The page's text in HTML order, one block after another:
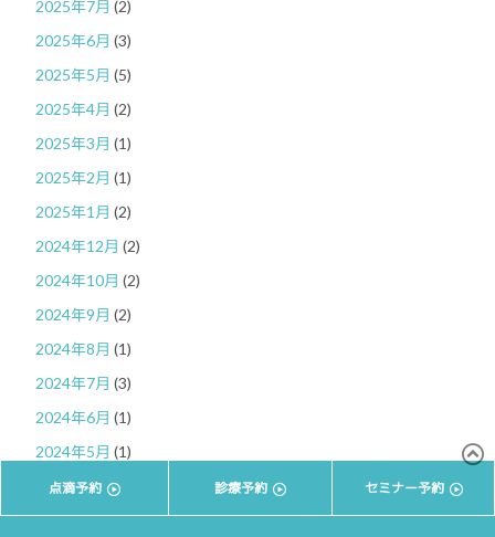
2025年7月 (2)
2025年6月 (3)
2025年5月 (5)
2025年4月 (2)
2025年3月 (1)
2025年2月 (1)
2025年1月 (2)
2024年12月 (2)
2024年10月 (2)
2024年9月 (2)
2024年8月 (1)
2024年7月 (3)
2024年6月 (1)
2024年5月 (1)
2024年4月(1)
2024年3月(1)
点滴予約 診療予約 セミナー予約